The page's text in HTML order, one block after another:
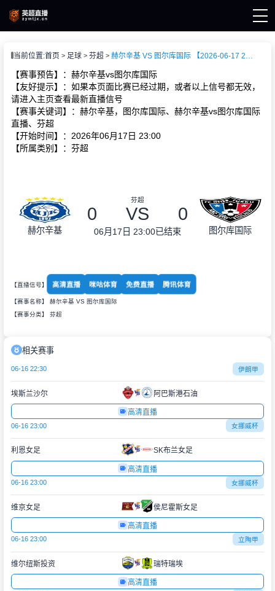
播
闻
当前位置:首页 足球 芬超 赫尔辛基 VS 图尔库国际 【2026-06-17 23:00:00】
【赛事预告】：赫尔辛基vs图尔库国际
【友好提示】：如果本页面比赛已经过期，或者以上信号都无效，
请进入主页查看最新直播信号
【赛事关键词】：赫尔辛基，图尔库国际、赫尔辛基vs图尔库国际
直播、芬超
【开始时间】：2026年06月17日 23:00
【所属类别】：芬超
赫尔辛基
芬超
0 VS 0
06月17日 23:00已结束 图尔库国际
【直播信号】 高清直播 咪咕体育 免费直播 腾讯体育
【赛事名称】 赫尔辛基 VS 图尔库国际
【赛事分类】 芬超
相关赛事
06-16 22:30 伊朗甲
埃斯兰沙尔 阿巴斯港石油
高清直播
06-16 23:00 女挪威杯
利恩女足 SK布兰女足
高清直播
06-16 23:00 女挪威杯
维京女足 侯尼霍斯女足
高清直播
06-16 23:00 立陶甲
维尔纽斯投资 瑞特瑞埃
高清直播